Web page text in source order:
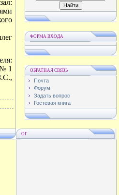
1
ФОРМА ВХОДА
ОБРАТНАЯ СВЯЗЬ
Почта
Форум
Задать вопрос
Гостевая книга
ОГ